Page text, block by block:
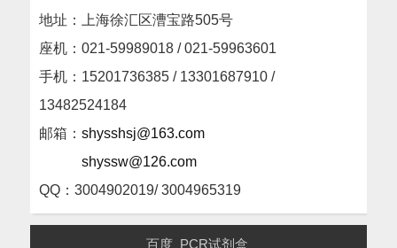
地址：上海徐汇区漕宝路505号
座机： 021-59989018 / 021-59963601
手机：15201736385 / 13301687910 /
13482524184
邮箱： shysshsj@163.com
shyssw@126.com
QQ：3004902019/ 3004965319
百度 PCR试剂盒